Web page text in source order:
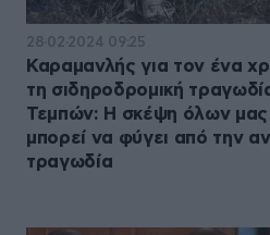
28·02·2024 09:25
Καραμανλής για τον ένα
τη σιδηροδρομική
Τεμπών: Η σκέψη όλων
μπορεί να φύγει από την
τραγωδία